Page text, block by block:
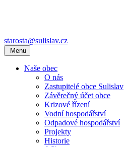
starosta@sulislav.cz
Menu
Naše obec
O nás
Zastupitelé obce Sulislav
Závěrečný účet obce
Krizové řízení
Vodní hospodářství
Odpadové hospodářství
Projekty
Historie